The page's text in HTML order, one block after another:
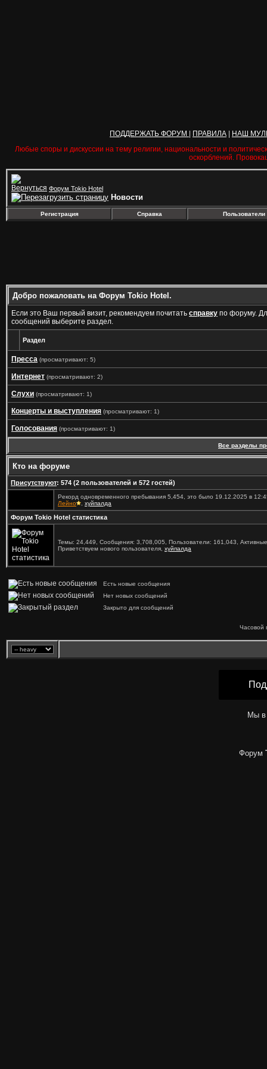
ПОДДЕРЖАТЬ ФОРУМ ПРАВИЛА
НАШ
Любые споры и дискуссии на тему религии, национальности и
оскорблений.
Форум Tokio Hotel
Новости
Регистрация Справка Пользователи
Добро пожаловать на Форум Tokio Hotel.
Если это Ваш первый визит, рекомендуем почитать справку по форуму.
сообщений выберите раздел.
Раздел
Пресса (просматривают: 5)
Интернет (просматривают: 2)
Слухи (просматривают: 1)
Концерты и выступления (просматривают: 1)
Голосования (просматривают: 1)
Все разделы
Кто на форуме
Присутствуют: 574 (2 пользователей и 572 гостей)
Рекорд одновременного пребывания 5,454, это было 19.12.2025 в
Лейно
хуйпалда
Форум Tokio Hotel статистика
Темы: 24,449, Сообщения: 3,708,005, Пользователи: 161,043,
Приветствуем нового пользователя, хуйпалда
Есть новые сообщения
Нет новых сообщений
Закрыто для сообщений
Часовой
Мы в
Форум